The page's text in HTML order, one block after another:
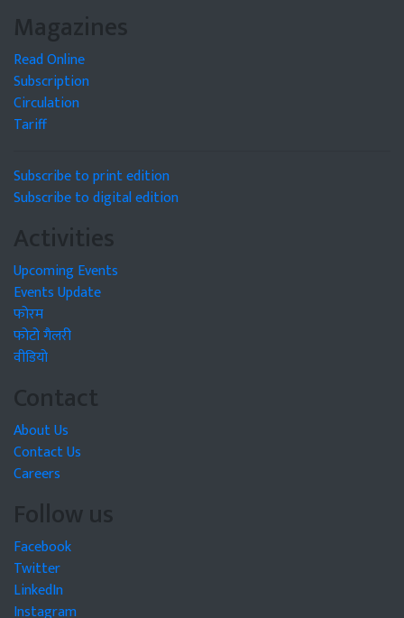
Magazines
Read Online
Subscription
Circulation
Tariff
Subscribe to print edition
Subscribe to digital edition
Activities
Upcoming Events
Events Update
फोरम
फोटो गैलरी
वीडियो
Contact
About Us
Contact Us
Careers
Follow us
Facebook
Twitter
LinkedIn
Instagram